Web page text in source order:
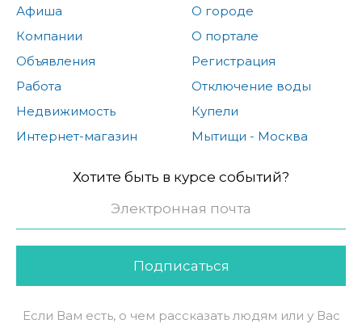
Афиша
Компании
Объявления
Работа
Недвижимость
Интернет-магазин
О городе
О портале
Регистрация
Отключение воды
Купели
Мытищи - Москва
Хотите быть в курсе событий?
Подписаться
Если Вам есть, о чем рассказать людям или у Вас